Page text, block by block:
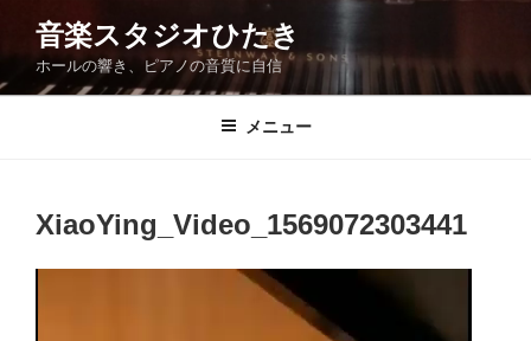
ン
音楽スタジオひたき
ホールの響き、ピアノの音質に自信
メニュー
XiaoYing_Video_1569072303441